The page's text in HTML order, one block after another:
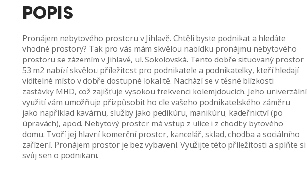
POPIS
Pronájem nebytového prostoru v Jihlavě. Chtěli byste podnikat a hledáte
vhodné prostory? Tak pro vás mám skvělou nabídku pronájmu nebytového
prostoru se zázemím v Jihlavě, ul. Sokolovská. Tento dobře situovaný prostor
53 m2 nabízí skvělou příležitost pro podnikatele a podnikatelky, kteří hledají
viditelné místo v dobře dostupné lokalitě. Nachází se v těsné blízkosti
zastávky MHD, což zajišťuje vysokou frekvenci kolemjdoucích. Jeho univerzální
využití vám umožňuje přizpůsobit ho dle vašeho podnikatelského záměru
jako například kavárnu, služby jako pedikúru, manikúru, kadeřnictví (po
úpravách), apod. Nebytový prostor má vstup z ulice i z chodby bytového
domu. Tvoří jej hlavní komerční prostor, kancelář, sklad, chodba a sociálního
zařízení. Pronájem prostor je bez vybavení. Využijte této příležitosti a splňte si
svůj sen o podnikání.